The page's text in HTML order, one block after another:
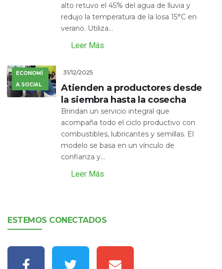
alto retuvo el 45% del agua de lluvia y
redujo la temperatura de la losa 15°C en
verano. Utiliza...
Leer Más
ECONOMÍ
A SOCIAL
31/12/2025
Atienden a productores desde
la siembra hasta la cosecha
Brindan un servicio integral que
acompaña todo el ciclo productivo con
combustibles, lubricantes y semillas. El
modelo se basa en un vínculo de
confianza y...
Leer Más
ESTEMOS CONECTADOS